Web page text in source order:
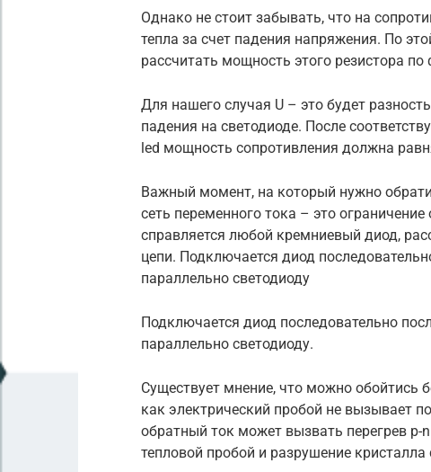
Однако не стоит забывать, что на
тепла за счет падения напряжения. По
рассчитать мощность этого резистора
Для нашего случая U – это будет
падения на светодиоде. После
led мощность сопротивления должна
Важный момент, на который нужно
сеть переменного тока – это
справляется любой кремниевый диод,
цепи. Подключается диод
параллельно светодиоду
Подключается диод последовательно
параллельно светодиоду.
Существует мнение, что можно обойтись
как электрический пробой не вызывает
обратный ток может вызвать перегрев p-
тепловой пробой и разрушение кристалла